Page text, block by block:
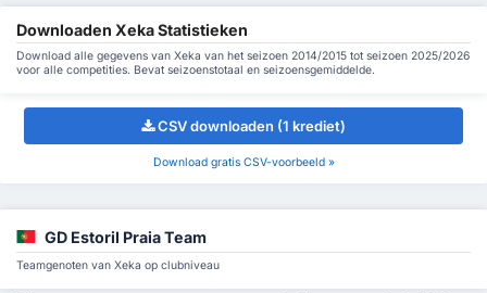
Downloaden Xeka Statistieken
Download alle gegevens van Xeka van het seizoen 2014/2015 tot seizoen 2025/2026
voor alle competities. Bevat seizoenstotaal en seizoensgemiddelde.
CSV downloaden (1 krediet)
Download gratis CSV-voorbeeld »
GD Estoril Praia Team
Teamgenoten van Xeka op clubniveau